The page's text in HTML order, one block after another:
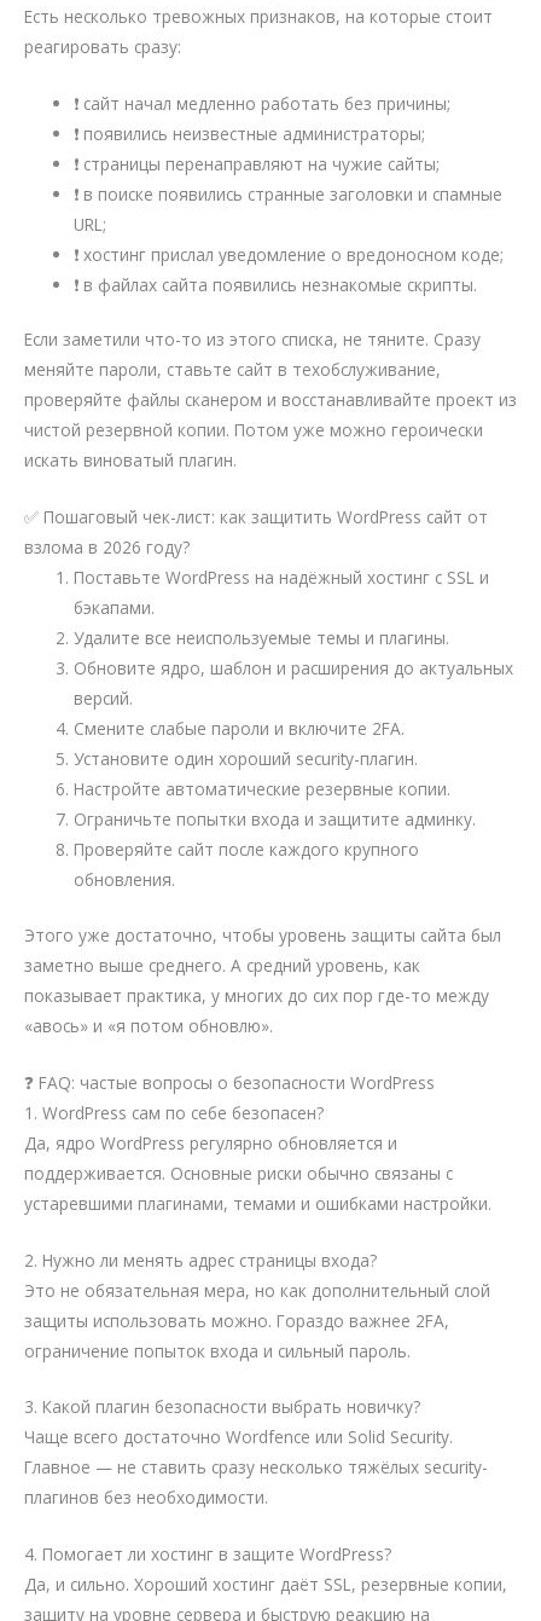
Есть несколько тревожных признаков, на которые стоит
реагировать сразу:
❗ сайт начал медленно работать без причины;
❗ появились неизвестные администраторы;
❗ страницы перенаправляют на чужие сайты;
❗ в поиске появились странные заголовки и спамные
URL;
❗ хостинг прислал уведомление о вредоносном коде;
❗ в файлах сайта появились незнакомые скрипты.
Если заметили что-то из этого списка, не тяните. Сразу
меняйте пароли, ставьте сайт в техобслуживание,
проверяйте файлы сканером и восстанавливайте проект из
чистой резервной копии. Потом уже можно героически
искать виноватый плагин.
✅ Пошаговый чек-лист: как защитить WordPress сайт от
взлома в 2026 году?
Поставьте WordPress на надёжный хостинг с SSL и
бэкапами.
Удалите все неиспользуемые темы и плагины.
Обновите ядро, шаблон и расширения до актуальных
версий.
Смените слабые пароли и включите 2FA.
Установите один хороший security-плагин.
Настройте автоматические резервные копии.
Ограничьте попытки входа и защитите админку.
Проверяйте сайт после каждого крупного
обновления.
Этого уже достаточно, чтобы уровень защиты сайта был
заметно выше среднего. А средний уровень, как
показывает практика, у многих до сих пор где-то между
«авось» и «я потом обновлю».
❓ FAQ: частые вопросы о безопасности WordPress
1. WordPress сам по себе безопасен?
Да, ядро WordPress регулярно обновляется и
поддерживается. Основные риски обычно связаны с
устаревшими плагинами, темами и ошибками настройки.
2. Нужно ли менять адрес страницы входа?
Это не обязательная мера, но как дополнительный слой
защиты использовать можно. Гораздо важнее 2FA,
ограничение попыток входа и сильный пароль.
3. Какой плагин безопасности выбрать новичку?
Чаще всего достаточно Wordfence или Solid Security.
Главное — не ставить сразу несколько тяжёлых security-
плагинов без необходимости.
4. Помогает ли хостинг в защите WordPress?
Да, и сильно. Хороший хостинг даёт SSL, резервные копии,
защиту на уровне сервера и быструю реакцию на